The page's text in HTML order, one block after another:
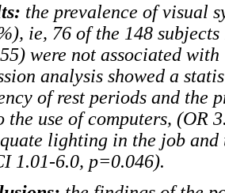
the prevalence of visual
ie, 76 of the 148
were not associated
analysis showed a
of rest periods and the
the use of computers, (OR
lighting in the job and
1.01-6.0, p=0.046).